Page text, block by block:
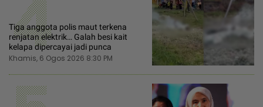
4
Tiga anggota polis maut terkena
renjatan elektrik… Galah besi kait
kelapa dipercayai jadi punca
Khamis, 6 Ogos 2026 8:30 PM